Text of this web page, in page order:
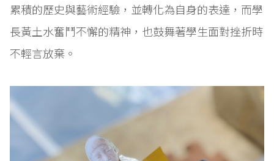
累積的歷史與藝術經驗，並轉化為自身的表達，而學
長黃土水奮鬥不懈的精神，也鼓舞著學生面對挫折時
不輕言放棄。